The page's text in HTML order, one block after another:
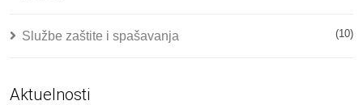
Službe zaštite i spašavanja (10)
Aktuelnosti